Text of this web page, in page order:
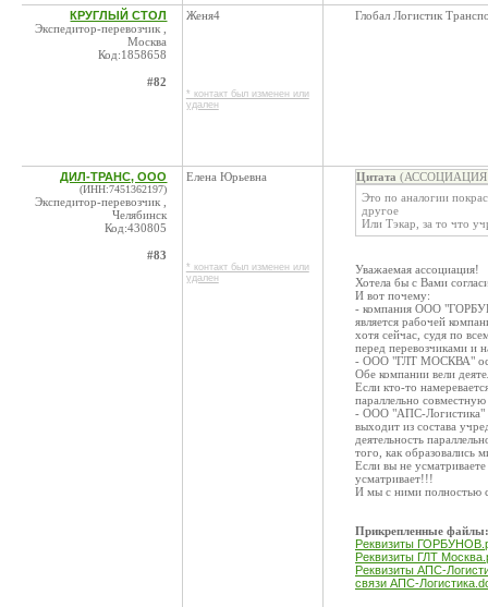
КРУГЛЫЙ СТОЛ
Экспедитор-перевозчик ,
Москва
Код:1858658
#82
Женя4
* контакт был изменен или
удален
Глобал Логистик
ДИЛ-ТРАНС, ООО
(ИНН:7451362197)
Экспедитор-перевозчик ,
Челябинск
Код:430805
#83
Елена Юрьевна
* контакт был изменен или
удален
Цитата (АССОЦИАЦИЯ
Это по аналогии
другое
Или Тэкар, за то что
Уважаемая ассоциация!
Хотела бы с Вами
И вот почему:
- компания ООО
является рабочей
хотя сейчас, судя по
перед перевозчиками и
- ООО "ГЛТ МОСКВА"
Обе компании вели
Если кто-то
параллельно совместную
- ООО "АПС-Логистика"
выходит из состава
деятельность
того, как образовались
Если вы не
усматривает!!!
И мы с ними полностью
Прикрепленные файлы:
Реквизиты
Реквизиты ГЛТ
Реквизиты АПС-
связи АПС-